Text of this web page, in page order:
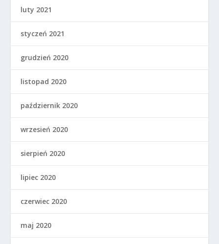
luty 2021
styczeń 2021
grudzień 2020
listopad 2020
październik 2020
wrzesień 2020
sierpień 2020
lipiec 2020
czerwiec 2020
maj 2020